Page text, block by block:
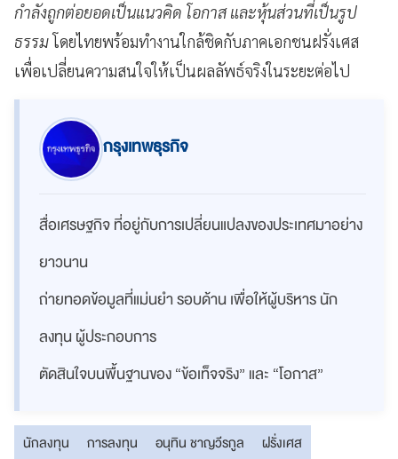
กำลังถูกต่อยอดเป็นแนวคิด โอกาส และหุ้นส่วนที่เป็นรูป
ธรรมโดยไทยพร้อมทำงานใกล้ชิดกับภาคเอกชนฝรั่งเศส
เพื่อเปลี่ยนความสนใจให้เป็นผลลัพธ์จริงในระยะต่อไป
กรุงเทพธุรกิจ
สื่อเศรษฐกิจ ที่อยู่กับการเปลี่ยนแปลงของประเทศมาอย่าง
ยาวนาน
ถ่ายทอดข้อมูลที่แม่นยำ รอบด้าน เพื่อให้ผู้บริหาร นัก
ลงทุน ผู้ประกอบการ
ตัดสินใจบนพื้นฐานของ “ข้อเท็จจริง” และ “โอกาส”
นักลงทุน การลงทุน อนุทิน ชาญวีรกูล
ฝรั่งเศส